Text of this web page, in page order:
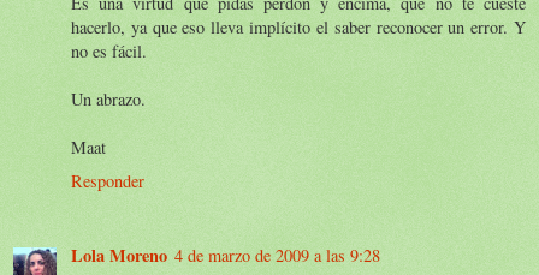
hacerlo, ya que eso lleva implícito el saber reconocer un error. Y
no es fácil.
Un abrazo.
Maat
Responder
Lola Moreno 4 de marzo de 2009 a las 9:28